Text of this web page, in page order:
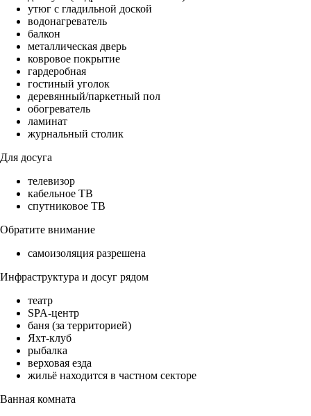
утюг с гладильной доской
водонагреватель
балкон
металлическая дверь
ковровое покрытие
гардеробная
гостиный уголок
деревянный/паркетный пол
обогреватель
ламинат
журнальный столик
Для досуга
телевизор
кабельное ТВ
спутниковое ТВ
Обратите внимание
самоизоляция разрешена
Инфраструктура и досуг рядом
театр
SPA-центр
баня (за территорией)
Яхт-клуб
рыбалка
верховая езда
жильё находится в частном секторе
Ванная комната